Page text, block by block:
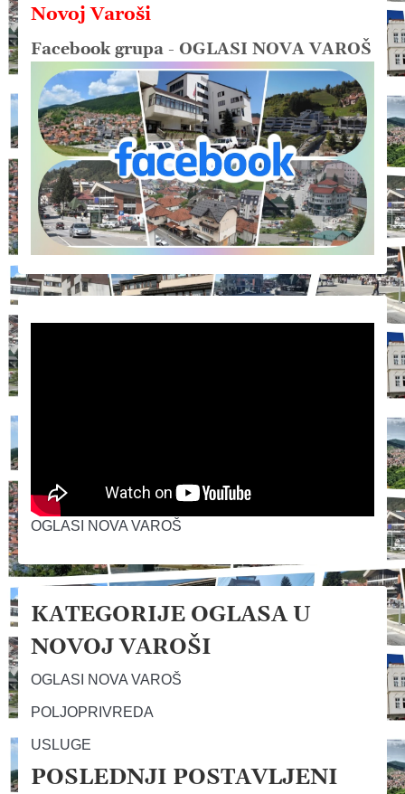
Novoj Varoši
Facebook grupa - OGLASI NOVA VAROŠ
OGLASI NOVA VAROŠ
KATEGORIJE OGLASA U
NOVOJ VAROŠI
OGLASI NOVA VAROŠ
POLJOPRIVREDA
USLUGE
POSLEDNJI POSTAVLJENI